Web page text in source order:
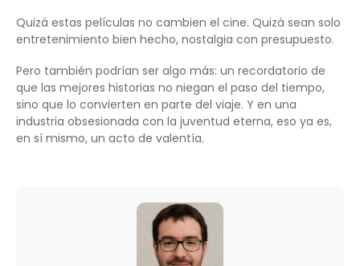
Quizá estas películas no cambien el cine. Quizá sean solo
entretenimiento bien hecho, nostalgia con presupuesto.
Pero también podrían ser algo más: un recordatorio de
que las mejores historias no niegan el paso del tiempo,
sino que lo convierten en parte del viaje. Y en una
industria obsesionada con la juventud eterna, eso ya es,
en sí mismo, un acto de valentía.